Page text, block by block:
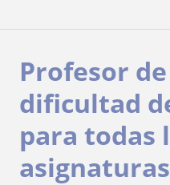
Profesor
dificultad
para todas
asignaturas